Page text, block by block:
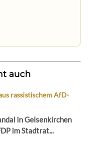
auch
rassistischem AfD-
in Gelsenkirchen
im Stadtrat...